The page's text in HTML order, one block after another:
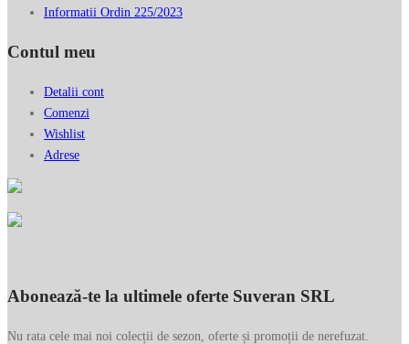
Informatii Ordin 225/2023
Contul meu
Detalii cont
Comenzi
Wishlist
Adrese
Abonează-te la ultimele oferte Suveran SRL
Nu rata cele mai noi colecții de sezon, oferte și promoții de nerefuzat.